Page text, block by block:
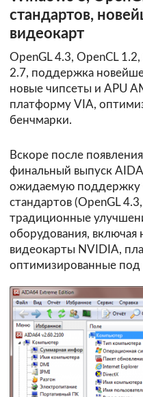
стандартов,
видеокарт
OpenGL 4.3, OpenCL
2.7, поддержка
новые чипсеты и APU
платформу VIA,
бенчмарки.
Вскоре после
финальный выпуск
ожидаемую поддержку
стандартов (OpenGL
традиционные
оборудования,
видеокарты NVIDIA,
оптимизированные под